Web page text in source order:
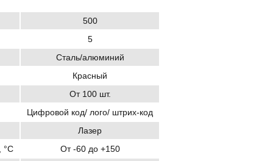
500
5
Сталь/алюминий
Красный
От 100 шт.
Цифровой код/ лого/ штрих-код
Лазер
°C
От -60 до +150